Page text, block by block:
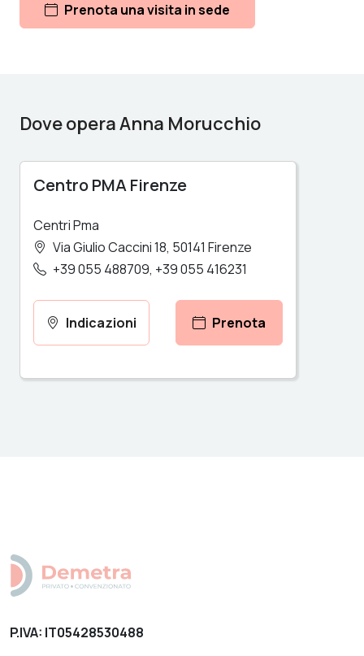
Prenota una visita in sede
Dove opera Anna Morucchio
Centro PMA Firenze
Centri Pma
Via Giulio Caccini 18 50141 Firenze
+39 055 488709 +39 055 416231
Indicazioni Prenota
P.IVA: IT05428530488